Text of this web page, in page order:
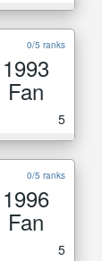
0/5 ranks
1993
Fan
5
0/5 ranks
1996
Fan
5